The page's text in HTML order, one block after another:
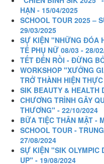
HẠN - 15/04/2025
SCHOOL TOUR 2025 –
29/03/2025
SỰ KIỆN "NHỮNG ĐÓA
TẾ PHỤ NỮ 08/03 - 28/
TẾT ĐẾN RỒI - ĐỪNG
WORKSHOP "XƯỞNG
TRỞ THÀNH HIỆN
SIK BEAUTY & HEALTH
CHƯƠNG TRÌNH GÂY
THƯƠNG" - 22/10/2024
BỮA TIỆC THÂN MẬT -
SCHOOL TOUR -
27/08/2024
SỰ KIỆN "SIK OLYMPIC
UP" - 19/08/2024